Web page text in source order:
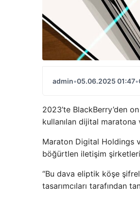
admin•05.06.2025 01:47•
2023’te BlackBerry’den
kullanılan dijital
Maraton Digital Holdings
böğürtlen iletişim
“Bu dava eliptik köşe
tasarımcıları tarafından